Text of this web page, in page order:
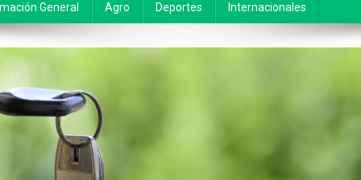
General Agro Deportes Internacionales